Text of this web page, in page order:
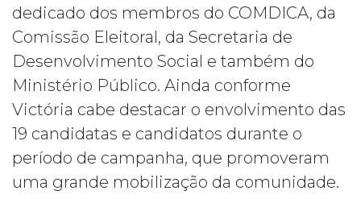
dedicado dos membros do COMDICA, da
Comissão Eleitoral, da Secretaria de
Desenvolvimento Social e também do
Ministério Público. Ainda conforme
Victória cabe destacar o envolvimento das
19 candidatas e candidatos durante o
período de campanha, que promoveram
uma grande mobilização da comunidade.